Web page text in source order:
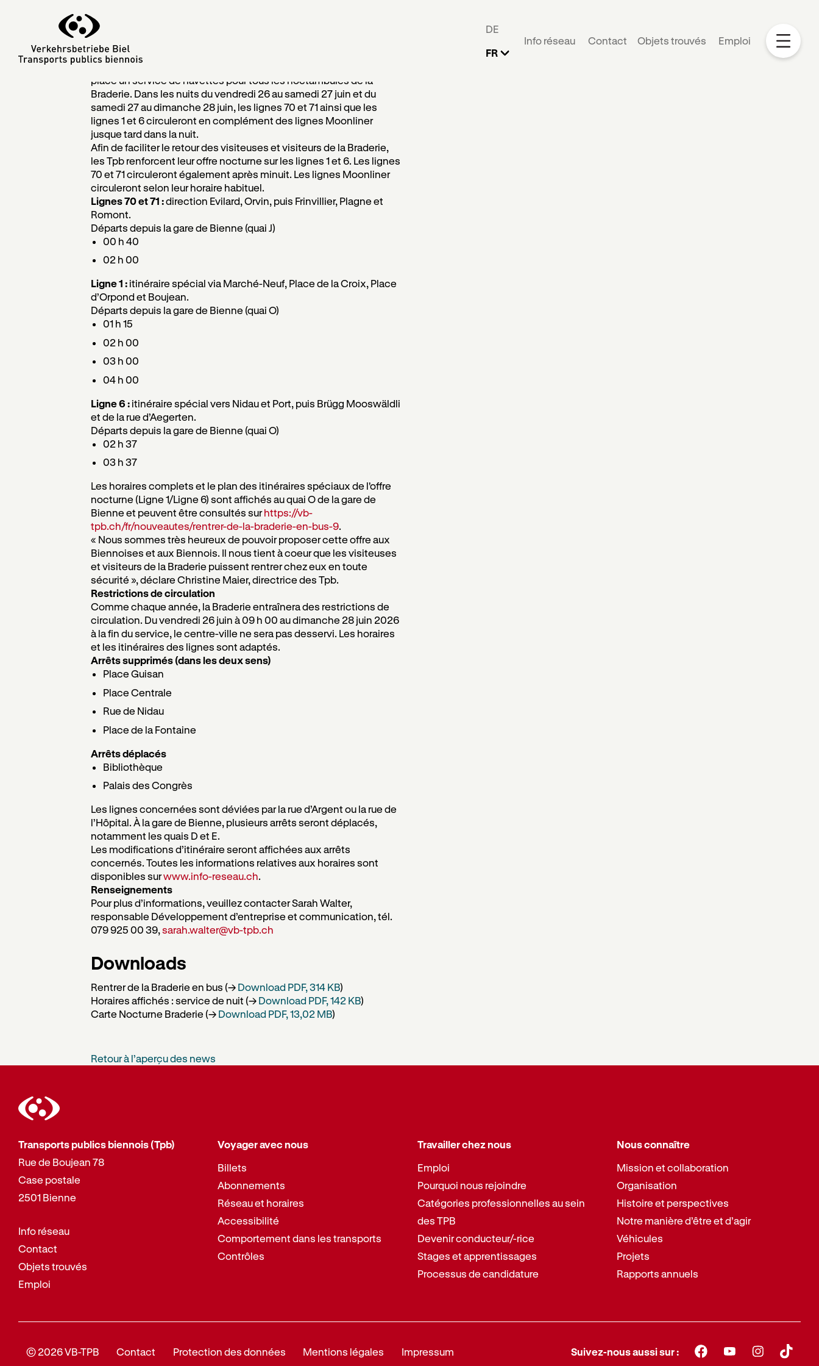
DE
FR
Info réseau Contact Objets trouvés Emploi
Rentrer de la Braderie en bus
22 juin 2026
Pour la première fois, les Transports publics biennois mettent en
place un service de navettes pour tous les noctambules de la
Braderie. Dans les nuits du vendredi 26 au samedi 27 juin et du
samedi 27 au dimanche 28 juin, les lignes 70 et 71 ainsi que les
lignes 1 et 6 circuleront en complément des lignes Moonliner
jusque tard dans la nuit.
Afin de faciliter le retour des visiteuses et visiteurs de la Braderie,
les Tpb renforcent leur offre nocturne sur les lignes 1 et 6. Les lignes
70 et 71 circuleront également après minuit. Les lignes Moonliner
circuleront selon leur horaire habituel.
Lignes 70 et 71 :direction Evilard, Orvin, puis Frinvillier, Plagne et
Romont.
Départs depuis la gare de Bienne (quai J)
00 h 40
02 h 00
Ligne 1 :itinéraire spécial via Marché-Neuf, Place de la Croix, Place
d’Orpond et Boujean.
Départs depuis la gare de Bienne (quai O)
01 h 15
02 h 00
03 h 00
04 h 00
Ligne 6 :itinéraire spécial vers Nidau et Port, puis Brügg Mooswäldli
et de la rue d’Aegerten.
Départs depuis la gare de Bienne (quai O)
02 h 37
03 h 37
Les horaires complets et le plan des itinéraires spéciaux de l'offre
nocturne (Ligne 1/Ligne 6) sont affichés au quai O de la gare de
Bienne et peuvent être consultés surhttps://vb-
tpb.ch/fr/nouveautes/rentrer-de-la-braderie-en-bus-9.
« Nous sommes très heureux de pouvoir proposer cette offre aux
Biennoises et aux Biennois. Il nous tient à coeur que les visiteuses
et visiteurs de la Braderie puissent rentrer chez eux en toute
sécurité », déclare Christine Maier, directrice des Tpb.
Restrictions de circulation
Comme chaque année, la Braderie entraînera des restrictions de
circulation. Du vendredi 26 juin à 09 h 00 au dimanche 28 juin 2026
à la fin du service, le centre-ville ne sera pas desservi. Les horaires
et les itinéraires des lignes sont adaptés.
Arrêts supprimés (dans les deux sens)
Place Guisan
Place Centrale
Rue de Nidau
Place de la Fontaine
Arrêts déplacés
Bibliothèque
Palais des Congrès
Les lignes concernées sont déviées par la rue d’Argent ou la rue de
l’Hôpital. À la gare de Bienne, plusieurs arrêts seront déplacés,
notamment les quais D et E.
Les modifications d’itinéraire seront affichées aux arrêts
concernés. Toutes les informations relatives aux horaires sont
disponibles surwww.info-reseau.ch.
Renseignements
Pour plus d’informations, veuillez contacter Sarah Walter,
responsable Développement d’entreprise et communication, tél.
079 925 00 39,sarah.walter@vb-tpb.ch
Downloads
Rentrer de la Braderie en bus (→ Download PDF, 314 KB)
Horaires affichés : service de nuit (→ Download PDF, 142 KB)
Carte Nocturne Braderie (→ Download PDF, 13,02 MB)
Retour à l’aperçu des news
Transports publics biennois (Tpb)
Rue de Boujean 78
Case postale
2501 Bienne
Info réseau
Contact
Objets trouvés
Emploi
Voyager avec nous
Billets
Abonnements
Réseau et horaires
Accessibilité
Comportement dans les transports
Contrôles
Travailler chez nous
Emploi
Pourquoi nous rejoindre
Catégories professionnelles au sein
des TPB
Devenir conducteur/-rice
Stages et apprentissages
Processus de candidature
Nous connaître
Mission et collaboration
Organisation
Histoire et perspectives
Notre manière d’être et d’agir
Véhicules
Projets
Rapports annuels
© 2026 VB-TPB Contact Protection des données Mentions légales Impressum Suivez-nous aussi sur :